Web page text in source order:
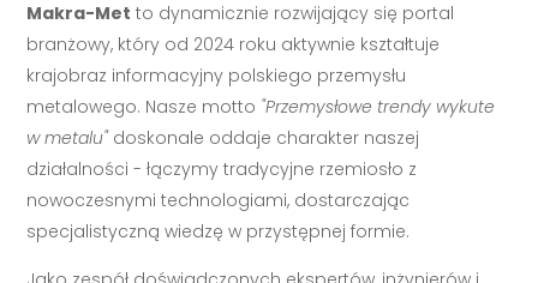
Makra-Met to dynamicznie rozwijający się portal
branżowy, który od 2024 roku aktywnie kształtuje
krajobraz informacyjny polskiego przemysłu
metalowego. Nasze motto "Przemysłowe trendy wykute
w metalu"doskonale oddaje charakter naszej
działalności - łączymy tradycyjne rzemiosło z
nowoczesnymi technologiami, dostarczając
specjalistyczną wiedzę w przystępnej formie.